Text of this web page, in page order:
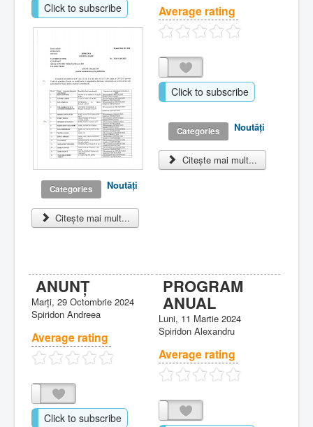
Click to subscribe
Categories Noutăţi
Citește mai mult...
Average rating
Click to subscribe
Categories Noutăţi
Citește mai mult...
ANUNȚ
Marți, 29 Octombrie 2024
Spiridon Andreea
Average rating
Click to subscribe
PROGRAM
ANUAL
Luni, 11 Martie 2024
Spiridon Alexandru
Average rating